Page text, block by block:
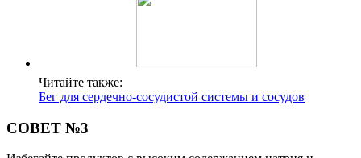
Читайте также:
Бег для сердечно-сосудистой системы и сосудов
СОВЕТ №3